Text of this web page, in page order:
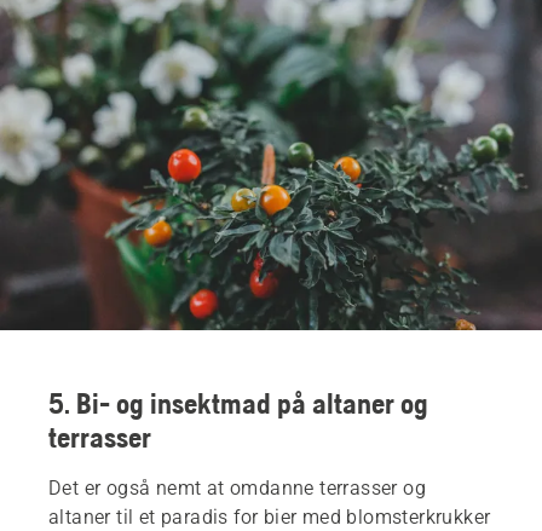
5. Bi- og insektmad på altaner og
terrasser
Det er også nemt at omdanne terrasser og
altaner til et paradis for bier med blomsterkrukker